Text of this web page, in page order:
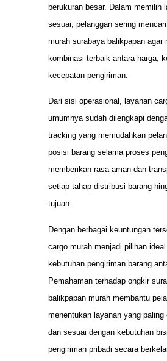
berukuran besar. Dalam memilih
sesuai, pelanggan sering
murah surabaya balikpapan agar
kombinasi terbaik antara harga,
kecepatan pengiriman.
Dari sisi operasional, layanan
umumnya sudah dilengkapi
tracking yang memudahkan
posisi barang selama proses
memberikan rasa aman dan
setiap tahap distribusi barang
tujuan.
Dengan berbagai keuntungan
cargo murah menjadi pilihan
kebutuhan pengiriman barang
Pemahaman terhadap ongkir
balikpapan murah membantu
menentukan layanan yang paling
dan sesuai dengan kebutuhan
pengiriman pribadi secara